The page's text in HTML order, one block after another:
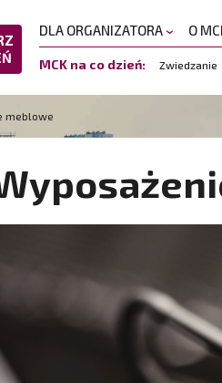
DLA ORGANIZATORA O
MCK na co dzień: Zwiedzanie
meblowe